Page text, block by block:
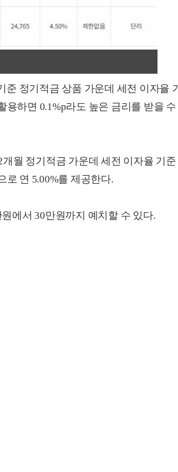
정기적금 상품 가운데 세전 이자율 기
용하면 0.1%p라도 높은 금리를 받을 수
월 정기적금 가운데 세전 이자율 기준
로 연 5.00%를 제공한다.
에서 30만원까지 예치할 수 있다.